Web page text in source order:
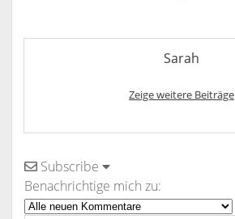
Sarah
Zeige weitere Beiträge
Subscribe
Benachrichtige mich zu: